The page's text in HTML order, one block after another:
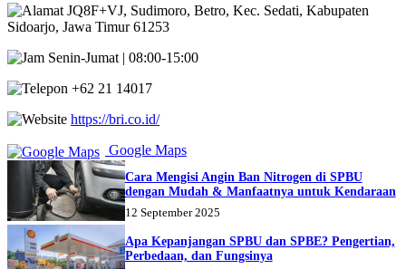
JQ8F+VJ, Sudimoro, Betro, Kec. Sedati, Kabupaten
Sidoarjo, Jawa Timur 61253
Senin-Jumat | 08:00-15:00
+62 21 14017
https://bri.co.id/
Google Maps
Cara Mengisi Angin Ban Nitrogen di SPBU
dengan Mudah & Manfaatnya untuk Kendaraan
12 September 2025
Apa Kepanjangan SPBU dan SPBE? Pengertian,
Perbedaan, dan Fungsinya